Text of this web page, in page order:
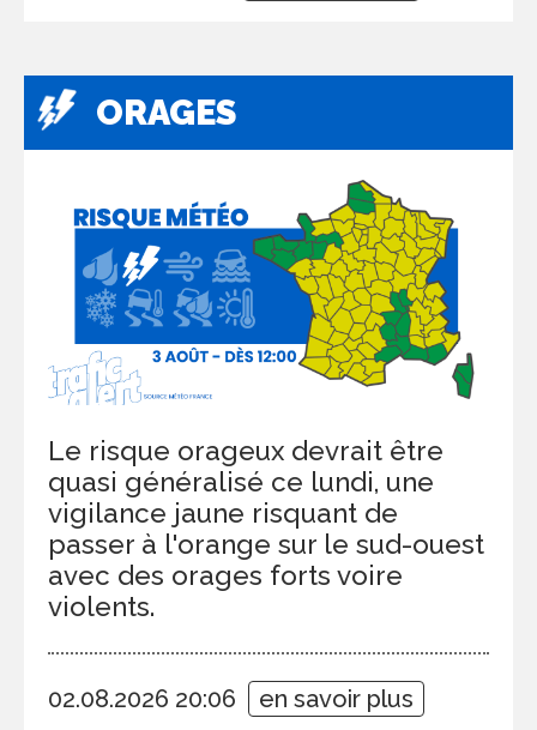
ORAGES
Le risque orageux devrait être
quasi généralisé ce lundi, une
vigilance jaune risquant de
passer à l'orange sur le sud-ouest
avec des orages forts voire
violents.
02.08.2026 20:06 en savoir plus